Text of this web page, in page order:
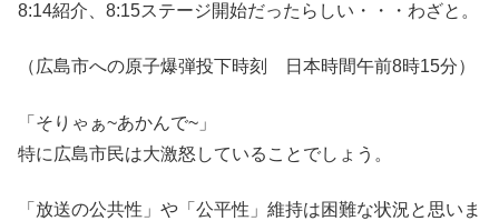
8:14紹介、8:15ステージ開始だったらしい・・・わざと。
（広島市への原子爆弾投下時刻 日本時間午前8時15分）
「そりゃぁ~あかんで~」
特に広島市民は大激怒していることでしょう。
「放送の公共性」や「公平性」維持は困難な状況と思いま